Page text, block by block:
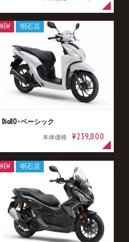
Dio110･ベーシック
本体価格 ¥239,800
NEW 明石店
NEW 明石店